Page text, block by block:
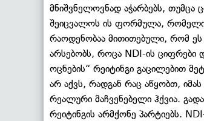
მნიშვნელოვნად აჭარბებს, თუმცა
შეიცვალოს ის ფორმულა,
რაოდენობაა მითითებული, რომ
არსებობს, როცა NDI-ის ციფრები
ოცნების“ რეიტინგი გაცილებით
არ აქვს, რადგან რაც აწყობთ,
რეალური მაჩვენებელი ჰქვია.
რეიტინგის არმქონე პარტიებს.